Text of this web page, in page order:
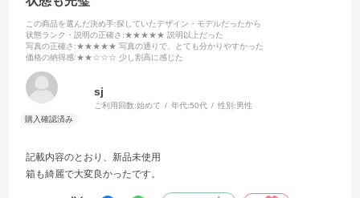
この商品を選んだ決め手:探していたデザイン・モデルだったから
状態ランク・説明の正確さ :★★★★★ 説明以上だった
写真の正確さ :★★★★★ 写真の通りで、とても分かりやすかった
価格の納得感:★★☆☆☆ 少し割高に感じた
sj
ご利用回数:始めて 年代:50代 性別:男性
記載内容のとおり、新品未使用
箱も綺麗で大変良かったです。